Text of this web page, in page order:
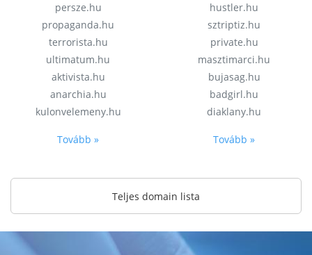
persze.hu
propaganda.hu
terrorista.hu
ultimatum.hu
aktivista.hu
anarchia.hu
kulonvelemeny.hu
Tovább »
hustler.hu
sztriptiz.hu
private.hu
masztimarci.hu
bujasag.hu
badgirl.hu
diaklany.hu
Tovább »
Teljes domain lista